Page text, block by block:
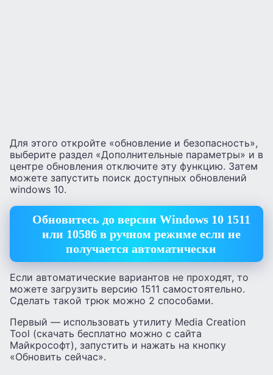
Для этого откройте «обновление и безопасность»,
выберите раздел «Дополнительные параметры» и в
центре обновления отключите эту функцию. Затем
можете запустить поиск доступных обновлений
windows 10.
Обновитесь до версии Windows 10 1511
или 10586 в ручном режиме если не
получается автоматически
Если автоматические вариантов не проходят, то
можете загрузить версию 1511 самостоятельно.
Сделать такой трюк можно 2 способами.
Первый — использовать утилиту Media Creation
Tool (скачать бесплатно можно с сайта
Майкрософт), запустить и нажать на кнопку
«Обновить сейчас».